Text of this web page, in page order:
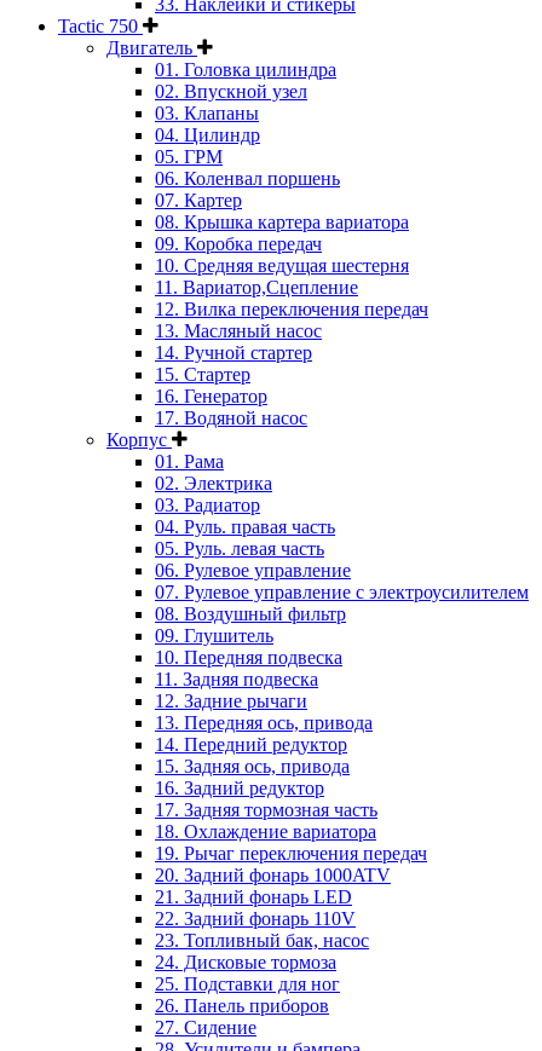
33. Наклейки и стикеры
Tactic 750
Двигатель
01. Головка цилиндра
02. Впускной узел
03. Клапаны
04. Цилиндр
05. ГРМ
06. Коленвал поршень
07. Картер
08. Крышка картера вариатора
09. Коробка передач
10. Средняя ведущая шестерня
11. Вариатор,Сцепление
12. Вилка переключения передач
13. Масляный насос
14. Ручной стартер
15. Стартер
16. Генератор
17. Водяной насос
Корпус
01. Рама
02. Электрика
03. Радиатор
04. Руль. правая часть
05. Руль. левая часть
06. Рулевое управление
07. Рулевое управление с электроусилителем
08. Воздушный фильтр
09. Глушитель
10. Передняя подвеска
11. Задняя подвеска
12. Задние рычаги
13. Передняя ось, привода
14. Передний редуктор
15. Задняя ось, привода
16. Задний редуктор
17. Задняя тормозная часть
18. Охлаждение вариатора
19. Рычаг переключения передач
20. Задний фонарь 1000ATV
21. Задний фонарь LED
22. Задний фонарь 110V
23. Топливный бак, насос
24. Дисковые тормоза
25. Подставки для ног
26. Панель приборов
27. Сидение